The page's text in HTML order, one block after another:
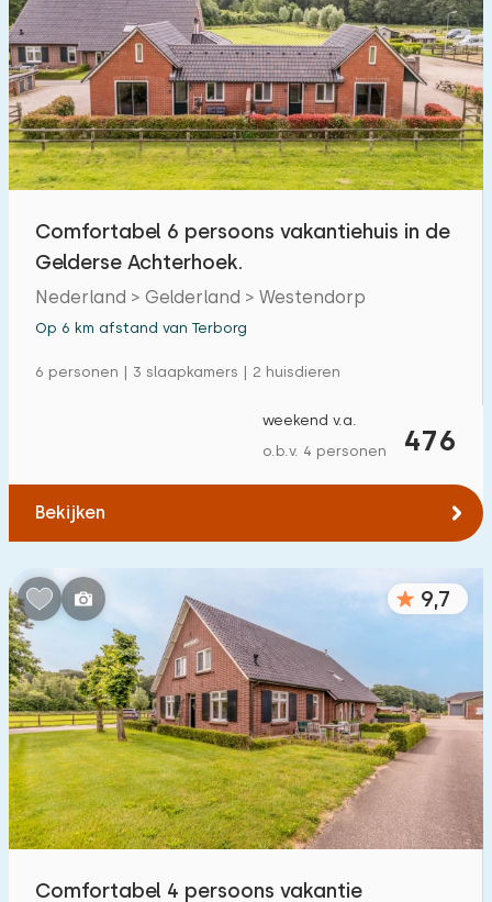
Comfortabel 6 persoons vakantiehuis in de
Gelderse Achterhoek.
Nederland > Gelderland > Westendorp
Op 6 km afstand van Terborg
6 personen | 3 slaapkamers | 2 huisdieren
476
weekend v.a.
o.b.v. 4 personen
Bekijken
9,7
Comfortabel 4 persoons vakantie